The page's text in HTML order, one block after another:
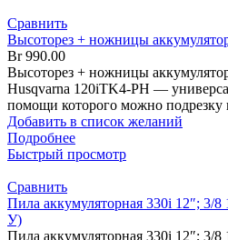
Сравнить
Высоторез + ножницы
Br990.00
Высоторез + ножницы
Husqvarna 120iTK4-PH —
помощи которого можно подрезку
Добавить в список желаний
Подробнее
Быстрый просмотр
Сравнить
Пила аккумуляторная 330i 12″; 3/
У)
Пила аккумуляторная 330i 12″; 3/